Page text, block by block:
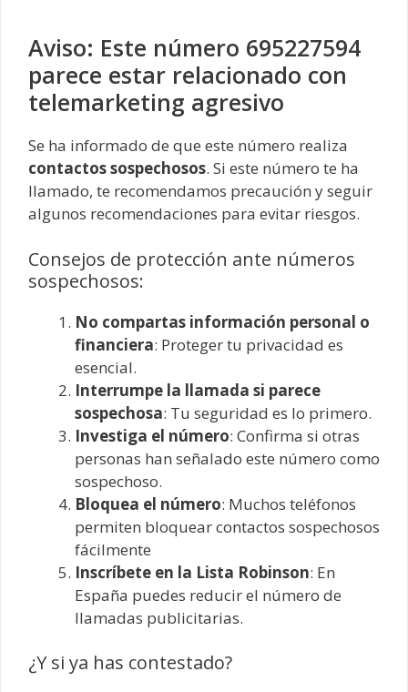
Aviso: Este número 695227594
parece estar relacionado con
telemarketing agresivo
Se ha informado de que este número realiza
contactos sospechosos. Si este número te ha
llamado, te recomendamos precaución y seguir
algunos recomendaciones para evitar riesgos.
Consejos de protección ante números
sospechosos:
No compartas información personal o
financiera: Proteger tu privacidad es
esencial.
Interrumpe la llamada si parece
sospechosa: Tu seguridad es lo primero.
Investiga el número: Confirma si otras
personas han señalado este número como
sospechoso.
Bloquea el número: Muchos teléfonos
permiten bloquear contactos sospechosos
fácilmente
Inscríbete en la Lista Robinson: En
España puedes reducir el número de
llamadas publicitarias.
¿Y si ya has contestado?